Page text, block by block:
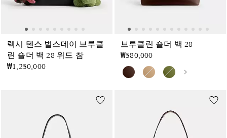
렉시 텐스 벌스데이 브루클
린 숄더 백 28 위드 참
₩1,250,000
브루클린 숄더 백 28
₩580,000